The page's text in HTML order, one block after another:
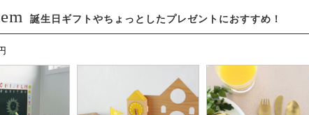
誕生日ギフトやちょっとしたプレゼントにおすすめ！